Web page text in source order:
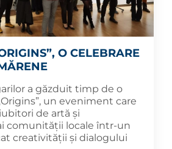
O CELEBRARE
a găzduit timp de o
un eveniment care
de artă și
comunității locale într-un
creativității și dialogului